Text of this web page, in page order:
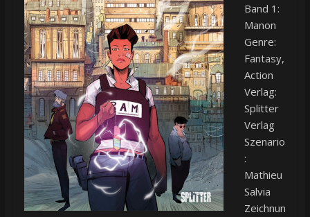
Band 1:
Manon
Genre:
Fantasy,
Action
Verlag:
Splitter
Verlag
Szenario
:
Mathieu
Salvia
Zeichnun